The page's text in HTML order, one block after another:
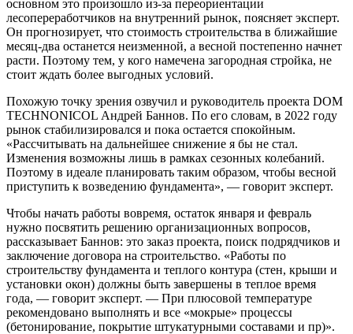
основном это произошло из-за переориентации
лесопереработчиков на внутренний рынок, поясняет эксперт.
Он прогнозирует, что стоимость строительства в ближайшие
месяц-два останется неизменной, а весной постепенно начнет
расти. Поэтому тем, у кого намечена загородная стройка, не
стоит ждать более выгодных условий.
Похожую точку зрения озвучил и руководитель проекта DOM
TECHNONICOL Андрей Баннов. По его словам, в 2022 году
рынок стабилизировался и пока остается спокойным.
«Рассчитывать на дальнейшее снижение я бы не стал.
Изменения возможны лишь в рамках сезонных колебаний.
Поэтому в идеале планировать таким образом, чтобы весной
приступить к возведению фундамента», — говорит эксперт.
Чтобы начать работы вовремя, остаток января и февраль
нужно посвятить решению организационных вопросов,
рассказывает Баннов: это заказ проекта, поиск подрядчиков и
заключение договора на строительство. «Работы по
строительству фундамента и теплого контура (стен, крыши и
установки окон) должны быть завершены в теплое время
года, — говорит эксперт. — При плюсовой температуре
рекомендовано выполнять и все «мокрые» процессы
(бетонирование, покрытие штукатурными составами и пр)».